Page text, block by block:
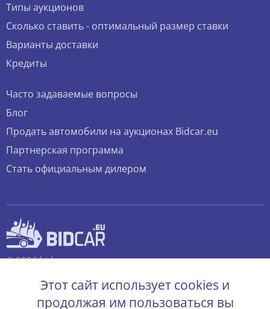
Типы аукционов
Сколько ставить - оптимальный размер ставки
Варианты доставки
Кредиты
Часто задаваемые вопросы
Блог
Продать автомобили на аукционах Bidcar.eu
Партнерская программа
Стать официальным дилером
© 2026 bidcar.eu
Этот сайт использует cookies и
продолжая им пользоваться вы